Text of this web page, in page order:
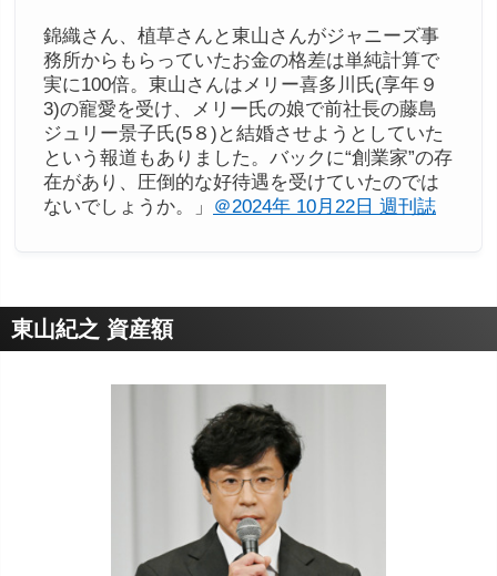
錦織さん、植草さんと東山さんがジャニーズ事
務所からもらっていたお金の格差は単純計算で
実に100倍。東山さんはメリー喜多川氏(享年９
3)の寵愛を受け、メリー氏の娘で前社長の藤島
ジュリー景子氏(5８)と結婚させようとしていた
という報道もありました。バックに“創業家”の存
在があり、圧倒的な好待遇を受けていたのでは
ないでしょうか。」 ＠2024年 10月22日 週刊誌
東山紀之 資産額